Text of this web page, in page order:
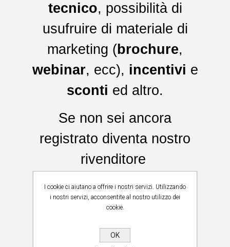
tecnico, possibilità di
usufruire di materiale di
marketing (brochure,
webinar, ecc), incentivi e
sconti ed altro.
Se non sei ancora
registrato diventa nostro
rivenditore
Diventa rivenditore
I cookie ci aiutano a offrire i nostri servizi. Utilizzando
i nostri servizi, acconsentite al nostro utilizzo dei
cookie.
OK